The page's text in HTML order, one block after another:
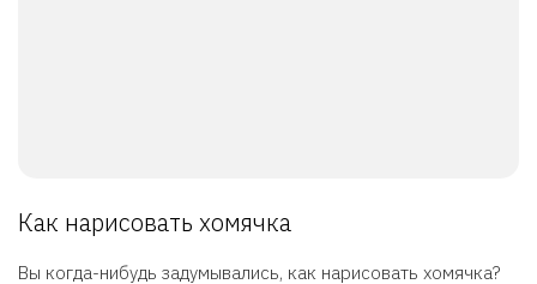
Как нарисовать хомячка
Вы когда-нибудь задумывались, как нарисовать хомячка?